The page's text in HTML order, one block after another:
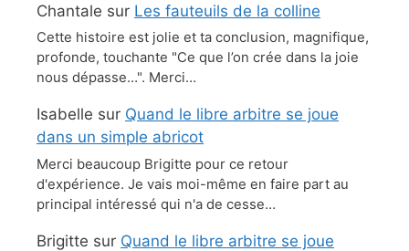
Chantale sur Les fauteuils de la colline
Cette histoire est jolie et ta conclusion, magnifique,
profonde, touchante "Ce que l’on crée dans la joie
nous dépasse…". Merci…
Isabelle sur Quand le libre arbitre se joue
dans un simple abricot
Merci beaucoup Brigitte pour ce retour
d'expérience. Je vais moi-même en faire part au
principal intéressé qui n'a de cesse…
Brigitte sur Quand le libre arbitre se joue